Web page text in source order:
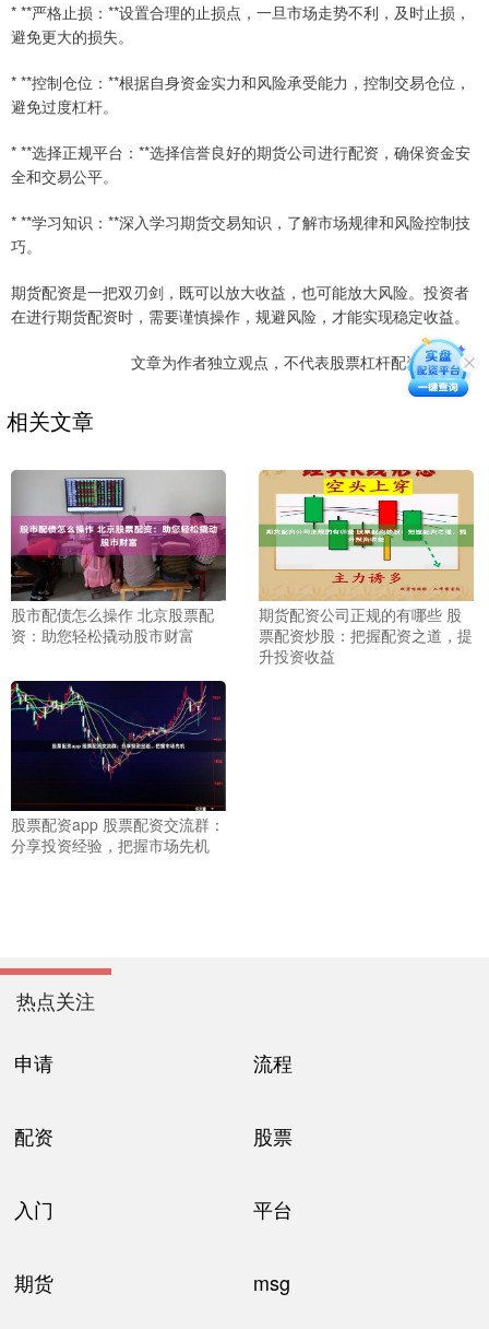
* **严格止损：**设置合理的止损点，一旦市场走势不利，及时止损，
避免更大的损失。
* **控制仓位：**根据自身资金实力和风险承受能力，控制交易仓位，
避免过度杠杆。
* **选择正规平台：**选择信誉良好的期货公司进行配资，确保资金安
全和交易公平。
* **学习知识：**深入学习期货交易知识，了解市场规律和风险控制技
巧。
期货配资是一把双刃剑，既可以放大收益，也可能放大风险。投资者
在进行期货配资时，需要谨慎操作，规避风险，才能实现稳定收益。
文章为作者独立观点，不代表股票杠杆配资网观点
相关文章
股市配债怎么操作 北京股票配
资：助您轻松撬动股市财富
期货配资公司正规的有哪些 股
票配资炒股：把握配资之道，提
升投资收益
股票配资app 股票配资交流群：
分享投资经验，把握市场先机
热点关注
申请 流程
配资 股票
入门 平台
期货 msg